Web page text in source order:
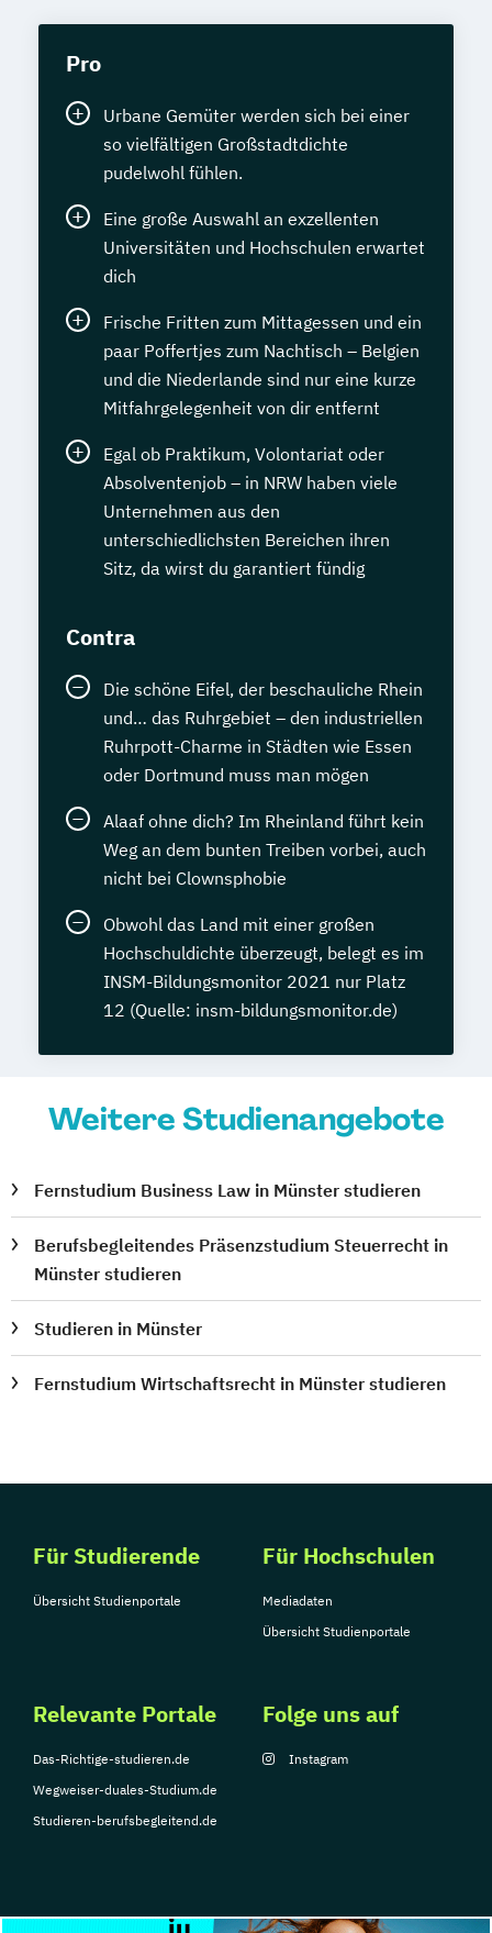
Pro
Urbane Gemüter werden sich bei einer
so vielfältigen Großstadtdichte
pudelwohl fühlen.
Eine große Auswahl an exzellenten
Universitäten und Hochschulen erwartet
dich
Frische Fritten zum Mittagessen und ein
paar Poffertjes zum Nachtisch – Belgien
und die Niederlande sind nur eine kurze
Mitfahrgelegenheit von dir entfernt
Egal ob Praktikum, Volontariat oder
Absolventenjob – in NRW haben viele
Unternehmen aus den
unterschiedlichsten Bereichen ihren
Sitz, da wirst du garantiert fündig
Contra
Die schöne Eifel, der beschauliche Rhein
und… das Ruhrgebiet – den industriellen
Ruhrpott-Charme in Städten wie Essen
oder Dortmund muss man mögen
Alaaf ohne dich? Im Rheinland führt kein
Weg an dem bunten Treiben vorbei, auch
nicht bei Clownsphobie
Obwohl das Land mit einer großen
Hochschuldichte überzeugt, belegt es im
INSM-Bildungsmonitor 2021 nur Platz
12 (Quelle: insm-bildungsmonitor.de)
Weitere Studienangebote
Fernstudium Business Law in Münster studieren
Berufsbegleitendes Präsenzstudium Steuerrecht in
Münster studieren
Studieren in Münster
Fernstudium Wirtschaftsrecht in Münster studieren
Für Studierende
Übersicht Studienportale
Für Hochschulen
Mediadaten
Übersicht Studienportale
Relevante Portale
Das-Richtige-studieren.de
Wegweiser-duales-Studium.de
Studieren-berufsbegleitend.de
Folge uns auf
Instagram